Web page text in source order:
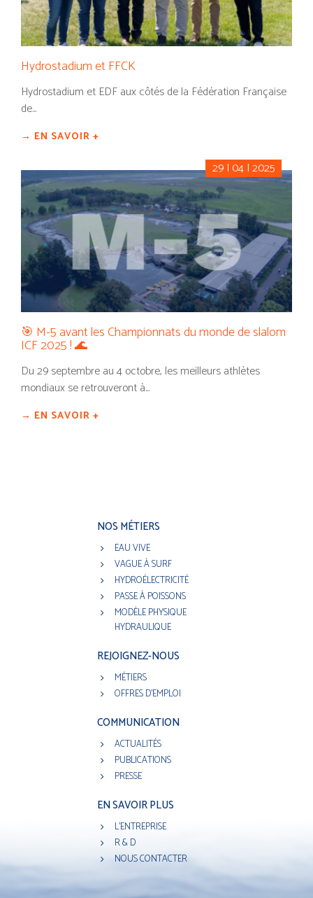
Hydrostadium et FFCK
Hydrostadium et EDF aux côtés de la Fédération Française
de...
→ EN SAVOIR +
29 | 04 | 2025
🎯 M-5 avant les Championnats du monde de slalom
ICF 2025 ! 🌊
Du 29 septembre au 4 octobre, les meilleurs athlètes
mondiaux se retrouveront à...
→ EN SAVOIR +
NOS MÉTIERS
EAU VIVE
VAGUE À SURF
HYDROÉLECTRICITÉ
PASSE À POISSONS
MODÈLE PHYSIQUE
HYDRAULIQUE
REJOIGNEZ-NOUS
MÉTIERS
OFFRES D'EMPLOI
COMMUNICATION
ACTUALITÉS
PUBLICATIONS
PRESSE
EN SAVOIR PLUS
L'ENTREPRISE
R & D
NOUS CONTACTER